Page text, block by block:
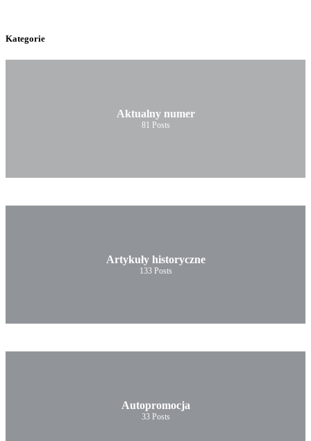
Kategorie
Aktualny numer
81 Posts
Artykuły historyczne
133 Posts
Autopromocja
33 Posts